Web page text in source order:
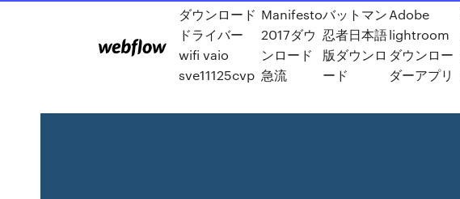
ダウンロード
ドライバー
wifi vaio
sve11125cvp
Manifesto
2017ダウ
ンロード
急流
バットマン
忍者日本語
版ダウンロ
ード
Adobe
lightroom
ダウンロー
ダーアプリ